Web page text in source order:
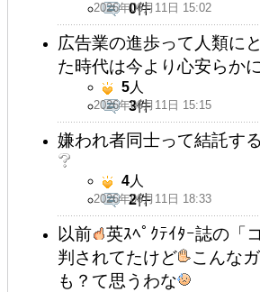
2026年06月11日 15:02
0件
広告業の進歩って人類に
た時代は今より心安らか
2026年06月11日 15:15
5人
3件
嫌われ者同士って結託す
2026年06月11日 18:33
4人
2件
以前 英ｽﾍﾟｸﾃｲﾀｰ誌の「
判されてたけど
こんな
も？て思うわな